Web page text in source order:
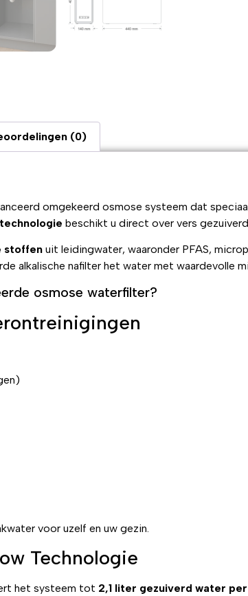
(0)
omgekeerd osmose systeem dat
beschikt u direct over vers
stoffen uit leidingwater, waaronder PFAS,
alkalische nafilter het water met waardevolle
osmose waterfilter?
voor uzelf en uw gezin.
Technologie
het systeem tot 2,1 liter gezuiverd water